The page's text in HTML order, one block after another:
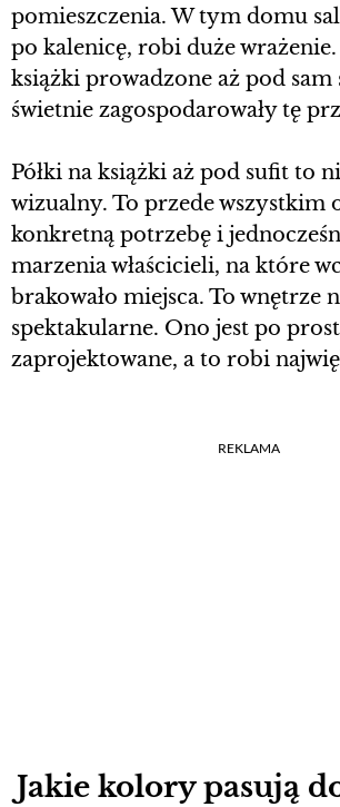
pomieszczenia. W tym domu
po kalenicę, robi duże wrażenie.
książki prowadzone aż pod
świetnie zagospodarowały tę
Półki na książki aż pod sufit to
wizualny. To przede wszystkim
konkretną potrzebę i
marzenia właścicieli, na które
brakowało miejsca. To wnętrze
spektakularne. Ono jest po
zaprojektowane, a to robi
REKLAMA
Jakie kolory pasują